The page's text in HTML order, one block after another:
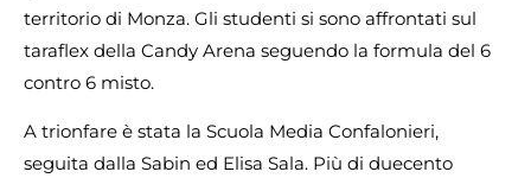
territorio di Monza. Gli studenti si sono affrontati sul
taraflex della Candy Arena seguendo la formula del 6
contro 6 misto.
A trionfare è stata la Scuola Media Confalonieri,
seguita dalla Sabin ed Elisa Sala. Più di duecento